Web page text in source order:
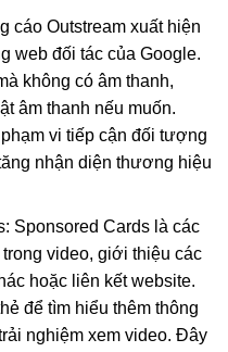
cáo Outstream xuất hiện
web đối tác của Google.
không có âm thanh,
âm thanh nếu muốn.
vi tiếp cận đối tượng
nhận diện thương hiệu
Sponsored Cards là các
video, giới thiệu các
hoặc liên kết website.
để tìm hiểu thêm thông
nghiệm xem video. Đây